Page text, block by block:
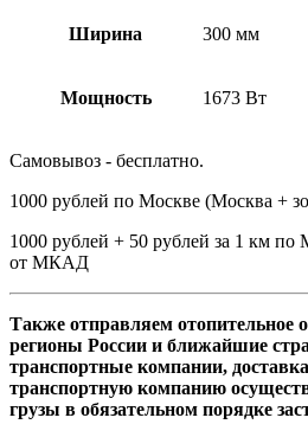
Ширина 300 мм
Мощность 1673 Вт
Самовывоз - бесплатно.
1000 рублей по Москве (Москва +
1000 рублей + 50 рублей за 1 км
от МКАД
Также отправляем отопительное
регионы России и ближайшие
транспортные компании,
транспортную компанию
грузы в обязательном порядке